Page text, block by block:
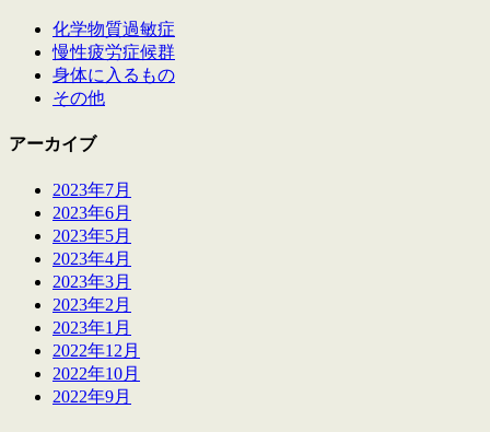
化学物質過敏症
慢性疲労症候群
身体に入るもの
その他
アーカイブ
2023年7月
2023年6月
2023年5月
2023年4月
2023年3月
2023年2月
2023年1月
2022年12月
2022年10月
2022年9月